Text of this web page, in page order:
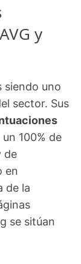
y
siendo uno
sector. Sus
un 100% de
de
en
de la
se sitúan